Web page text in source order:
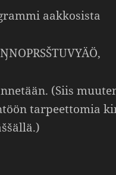
aakko­sista
(Siis
tarpeet­tomia